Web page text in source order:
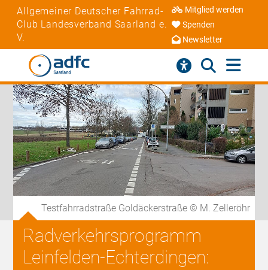
Allgemeiner Deutscher Fahrrad-
Club Landesverband Saarland e.
V.
Mitglied werden
Spenden
Newsletter
Testfahrradstraße Goldäckerstraße © M. Zelleröhr
Radverkehrsprogramm
Leinfelden-Echterdingen: